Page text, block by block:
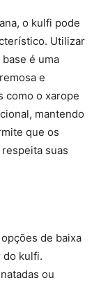
o kulfi pode
Utilizar
é uma
e
como o xarope
mantendo
que os
suas
de baixa
do kulfi.
ou